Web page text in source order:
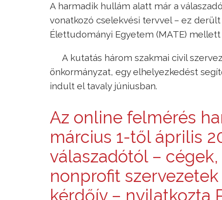
A harmadik hullám alatt már a
vonatkozó cselekvési tervvel – ez
Élettudományi Egyetem (MATE)
A kutatás három szakmai civil
önkormányzat, egy elhelyezkedést
indult el tavaly júniusban.
Az online felmérés
március 1-től április
válaszadótól –
nonprofit
kérdőív – nyilatkozta